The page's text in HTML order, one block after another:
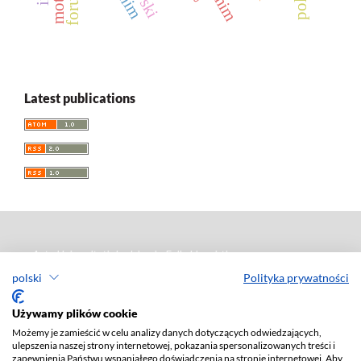
polski Polityka prywatności
Używamy plików cookie
Możemy je zamieścić w celu analizy danych dotyczących odwiedzających,
ulepszenia naszej strony internetowej, pokazania spersonalizowanych treści i
zapewnienia Państwu wspaniałego doświadczenia na stronie internetowej. Aby
Latest publications
Acta Universitatis Lodziensis. Folia Linguistica
ISSN: 0208-6077
Redaktor naczelny: Ewa Szkudlarek-Śmiechowicz